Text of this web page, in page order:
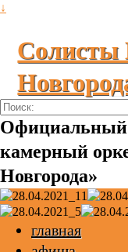
↓
Солисты
Поиск:
Официальный
камерный
Новгорода»
главная